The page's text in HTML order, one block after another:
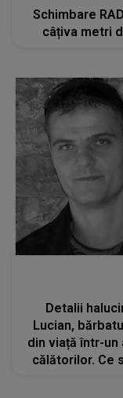
Schimbare
câțiva metri
Detalii
Lucian,
din viață într-
călătorilor. Ce